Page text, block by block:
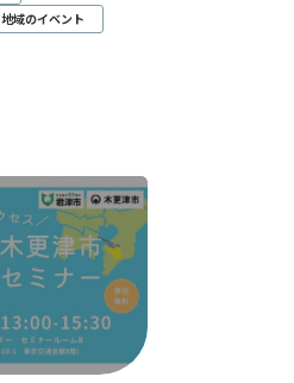
地域のイベント